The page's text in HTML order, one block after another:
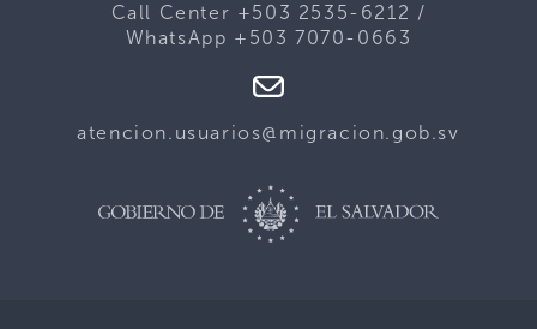
Call Center +503 2535-6212 /
WhatsApp +503 7070-0663
atencion.usuarios@migracion.gob.sv